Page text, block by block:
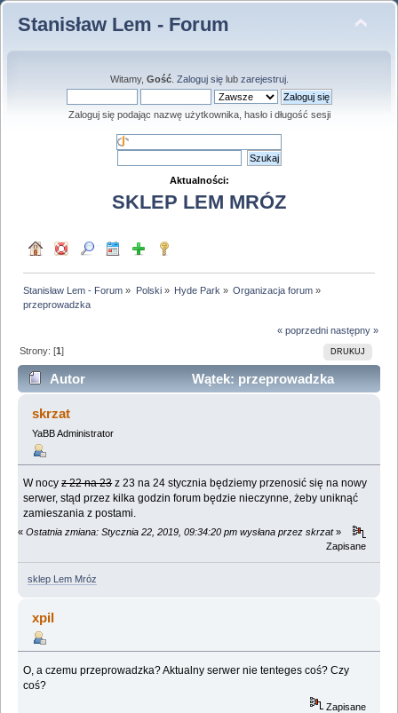
Stanisław Lem - Forum
Witamy, Gość. Zaloguj sięlub zarejestruj.
Zaloguj się podając nazwę użytkownika, hasło i długość sesji
Aktualności:
SKLEP LEM MRÓZ
Stanisław Lem - Forum » Polski» Hyde Park » Organizacja forum »
przeprowadzka
« poprzedni następny »
DRUKUJ
Strony: [1]
Autor
Wątek: przeprowadzka
(Przeczytany 68813 razy)
skrzat
YaBB Administrator
W nocyz 22 na 23z 23 na 24 stycznia będziemy przenosić się na nowy
serwer, stąd przez kilka godzin forum będzie nieczynne, żeby uniknąć
zamieszania z postami.
« Ostatnia zmiana: Stycznia 22, 2019, 09:34:20 pm wysłana przez skrzat»
Zapisane
sklep Lem Mróz
xpil
O, a czemu przeprowadzka? Aktualny serwer nie tenteges coś? Czy
coś?
Zapisane